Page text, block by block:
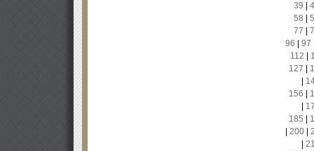
39
58
77
96
97
112
127
156
185
200|